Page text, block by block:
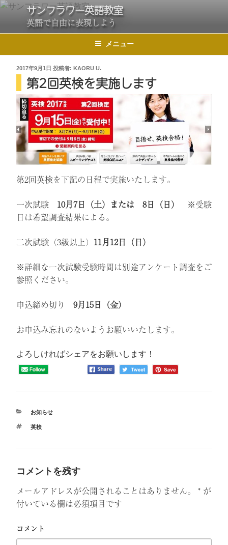
コ
テ
サンフラワー英語教室
英語で自由に表現しよう
メニュー
投
2017年9月1日 投稿者: KAORU U.
第2回英検を実施します
第2回英検を下記の日程で実施いたします。
一次試験 10月7日（土）または 8日（日）
※受験
日は希望調査結果による。
二次試験（3級以上） 11月12日（日）
※詳細な一次試験受験時間は別途アンケート調査をご
参照ください。
申込締め切り 9月15日（金）
お申込み忘れのないようお願いいたします。
よろしければシェアをお願いします！
カ
ゴ
お知らせ
タ
英検
コメントを残す
メールアドレスが公開されることはありません。 * が
付いている欄は必須項目です
コメント